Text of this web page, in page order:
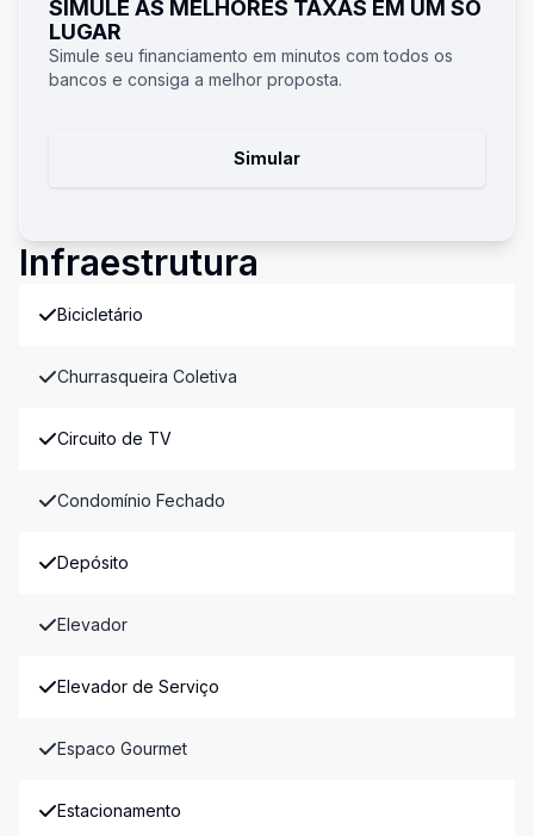
SIMULE AS MELHORES TAXAS EM UM SÓ
LUGAR
Simule seu financiamento em minutos com todos os
bancos e consiga a melhor proposta.
Simular
Infraestrutura
Bicicletário
Churrasqueira Coletiva
Circuito de TV
Condomínio Fechado
Depósito
Elevador
Elevador de Serviço
Espaco Gourmet
Estacionamento